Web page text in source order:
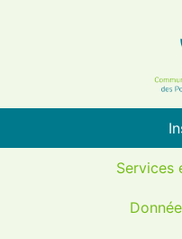
Services